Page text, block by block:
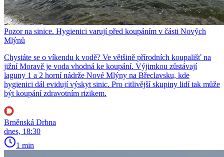
Pozor na sinice. Hygienici varují před koupáním v části Nových
Mlýnů
Chystáte se o víkendu k vodě? Ve většině přírodních koupališť na
jižní Moravě je voda vhodná ke koupání. Výjimkou zůstávají
laguny 1 a 2 horní nádrže Nové Mlýny na Břeclavsku, kde
hygienici dál evidují výskyt sinic. Pro citlivější skupiny lidí tak může
být koupání zdravotním rizikem.
Brněnská Drbna
dnes, 18:30
1 min